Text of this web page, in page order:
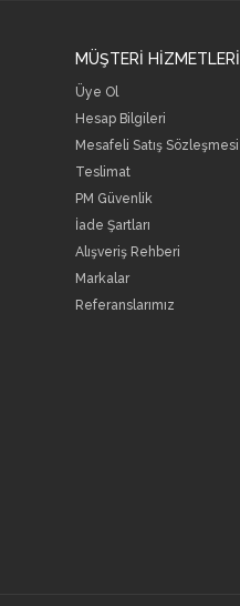
MÜŞTERİ HİZMETLERİ
Üye Ol
Hesap Bilgileri
Mesafeli Satış Sözleşmesi
Teslimat
PM Güvenlik
İade Şartları
Alışveriş Rehberi
Markalar
Referanslarımız